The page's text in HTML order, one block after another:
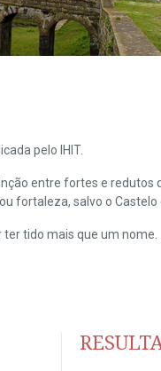
pelo IHIT.
entre fortes e
fortaleza, salvo o Castelo
tido mais que um nome.